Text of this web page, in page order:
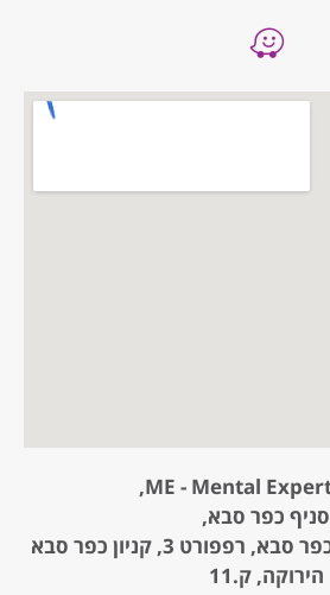
סניף כפר סבא,
כתובת: שר"פ פלוס כפר סבא, רפפורט 3, קניון כפר סבא
הירוקה, ק.11